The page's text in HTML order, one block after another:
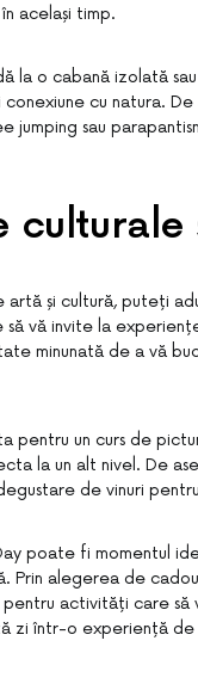
același timp.
la o cabană izolată
cu natura.
jumping sau
culturale
artă și cultură, puteți
vă invite la
minunată de a vă
pentru un curs de
la un alt nivel. De
de vinuri
poate fi momentul
Prin alegerea de
activități care să
zi într-o experiență de